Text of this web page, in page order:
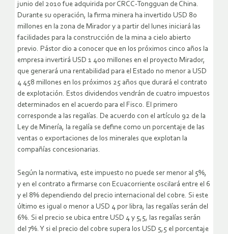
junio del 2010 fue adquirida por CRCC-Tongguan de China.
Durante su operación, la firma minera ha invertido USD 80
millones en la zona de Mirador y a partir del lunes iniciará las
facilidades para la construcción de la mina a cielo abierto
previo. Pástor dio a conocer que en los próximos cinco años la
empresa invertirá USD 1 400 millones en el proyecto Mirador,
que generará una rentabilidad para el Estado no menor a USD
4 458 millones en los próximos 25 años que durará el contrato
de explotación. Estos dividendos vendrán de cuatro impuestos
determinados en el acuerdo para el Fisco. El primero
corresponde a las regalías. De acuerdo con el artículo 92 de la
Ley de Minería, la regalía se define como un porcentaje de las
ventas o exportaciones de los minerales que explotan la
compañías concesionarias.
Según la normativa, este impuesto no puede ser menor al 5%,
y en el contrato a firmarse con Ecuacorriente oscilará entre el 6
y el 8% dependiendo del precio internacional del cobre. Si este
último es igual o menor a USD 4 por libra, las regalías serán del
6%. Si el precio se ubica entre USD 4 y 5,5, las regalías serán
del 7%. Y si el precio del cobre supera los USD 5,5 el porcentaje